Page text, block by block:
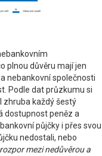
plnou důvěru mají jen
nebankovní společnosti
Podle dat průzkumu si
zhruba každý šestý
dostupnost peněz a
půjčky i přes svou
nedostali, nebo
mezi nedůvěrou a